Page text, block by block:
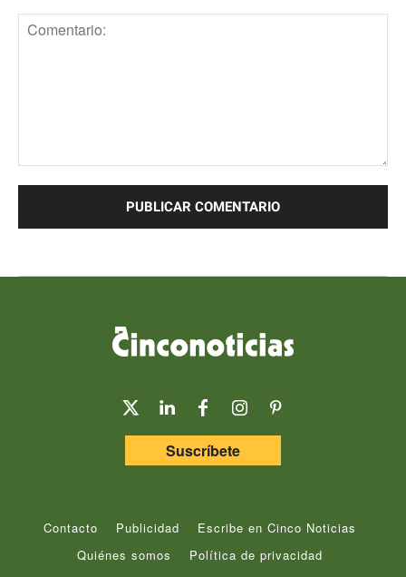
Suscríbete
Contacto Publicidad
Escribe en Cinco Noticias
Quiénes somos
Política de privacidad